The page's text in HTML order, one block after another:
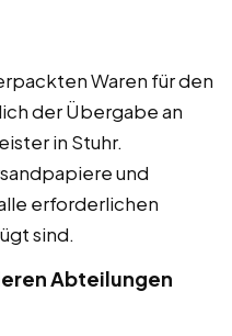
Waren für den
der Übergabe an
in Stuhr.
und
erforderlichen
sind.
Abteilungen